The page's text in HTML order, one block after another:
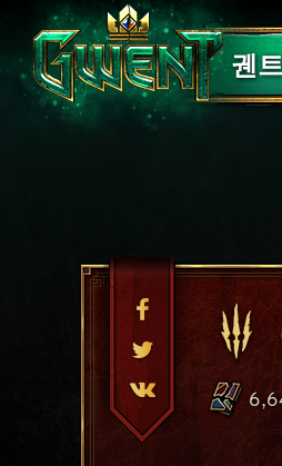
궨
고객